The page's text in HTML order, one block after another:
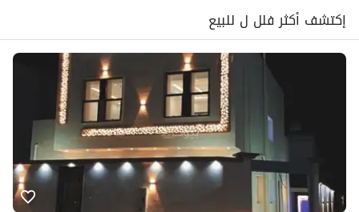
إكتشف أكثر فلل ل للبيع